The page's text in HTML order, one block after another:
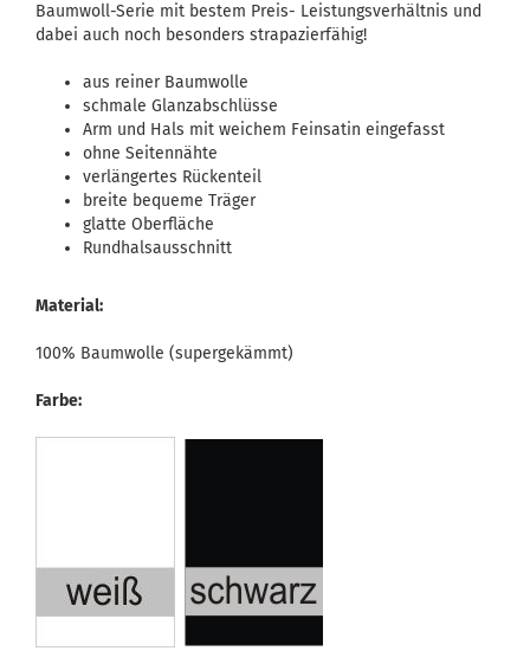
Baumwoll-Serie mit bestem Preis- Leistungsverhältnis und
dabei auch noch besonders strapazierfähig!
aus reiner Baumwolle
schmale Glanzabschlüsse
Arm und Hals mit weichem Feinsatin eingefasst
ohne Seitennähte
verlängertes Rückenteil
breite bequeme Träger
glatte Oberfläche
Rundhalsausschnitt
Material:
100% Baumwolle (supergekämmt)
Farbe: